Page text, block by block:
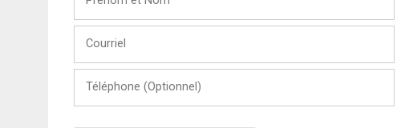
Nom
(Optionnel)